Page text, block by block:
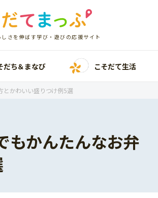
しさを伸ばす学び・遊びの応援サイト
だち＆まなび こそだて生活
とかわいい盛りつけ例5選
もかんたんなお弁